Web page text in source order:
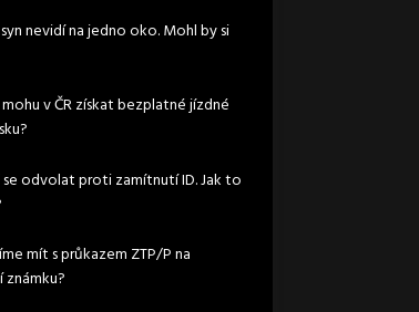
nevidí na jedno oko. Mohl by si
v ČR získat bezplatné jízdné
se odvolat proti zamítnutí ID. Jak to
mít s průkazem ZTP/P na
známku?